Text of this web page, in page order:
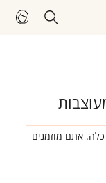
אתם מוזמנים